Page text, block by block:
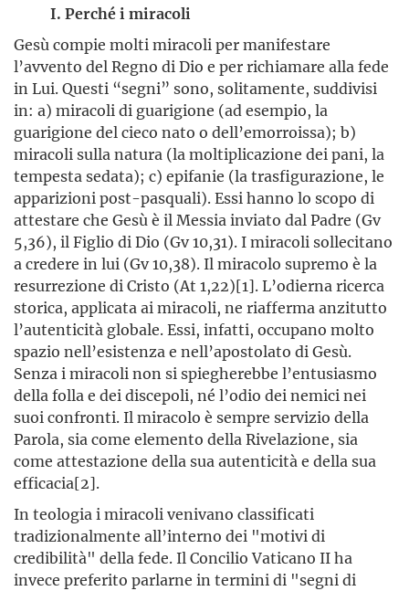
I. Perché i miracoli
Gesù compie molti miracoli per manifestare
l’avvento del Regno di Dio e per richiamare alla fede
in Lui. Questi “segni” sono, solitamente, suddivisi
in: a) miracoli di guarigione (ad esempio, la
guarigione del cieco nato o dell’emorroissa); b)
miracoli sulla natura (la moltiplicazione dei pani, la
tempesta sedata); c) epifanie (la trasfigurazione, le
apparizioni post-pasquali). Essi hanno lo scopo di
attestare che Gesù è il Messia inviato dal Padre (Gv
5,36), il Figlio di Dio (Gv 10,31). I miracoli sollecitano
a credere in lui (Gv 10,38). Il miracolo supremo è la
resurrezione di Cristo (At 1,22)[1]. L’odierna ricerca
storica, applicata ai miracoli, ne riafferma anzitutto
l’autenticità globale. Essi, infatti, occupano molto
spazio nell’esistenza e nell’apostolato di Gesù.
Senza i miracoli non si spiegherebbe l’entusiasmo
della folla e dei discepoli, né l’odio dei nemici nei
suoi confronti. Il miracolo è sempre servizio della
Parola, sia come elemento della Rivelazione, sia
come attestazione della sua autenticità e della sua
efficacia[2].
In teologia i miracoli venivano classificati
tradizionalmente all’interno dei "motivi di
credibilità" della fede. Il Concilio Vaticano II ha
invece preferito parlarne in termini di "segni di